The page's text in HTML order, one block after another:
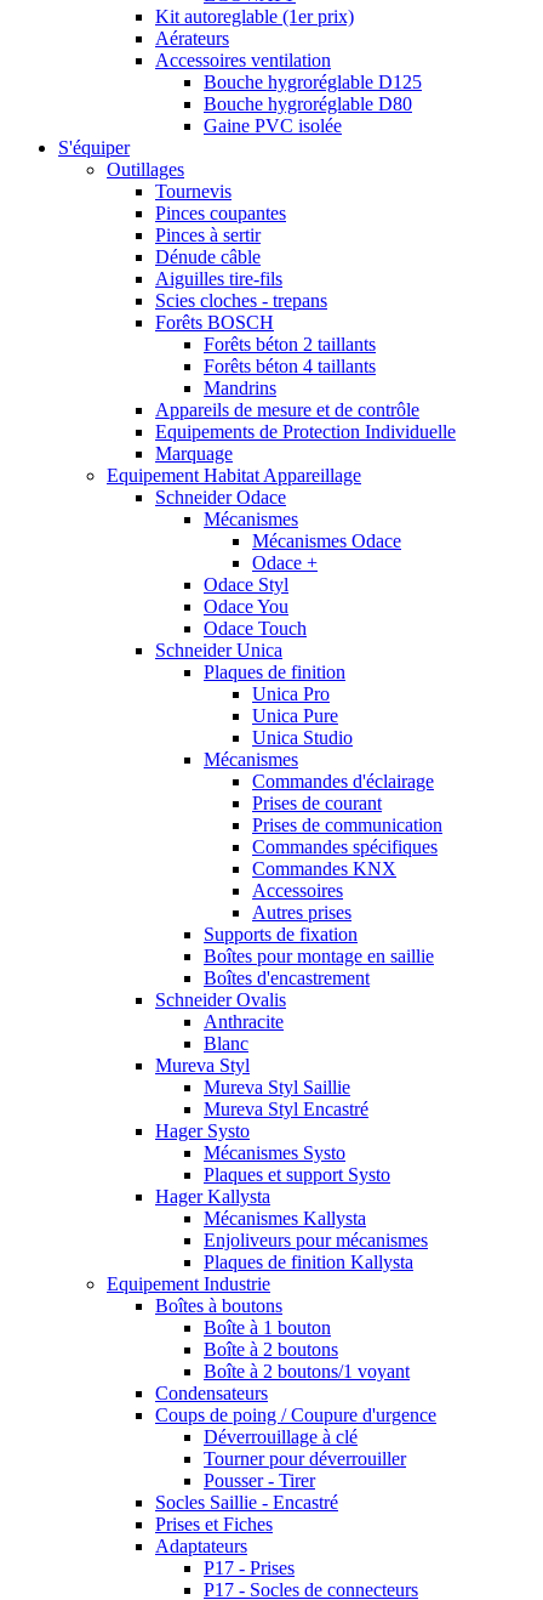
Kit autoreglable (1er prix)
Aérateurs
Accessoires ventilation
Bouche hygroréglable D125
Bouche hygroréglable D80
Gaine PVC isolée
S'équiper
Outillages
Tournevis
Pinces coupantes
Pinces à sertir
Dénude câble
Aiguilles tire-fils
Scies cloches - trepans
Forêts BOSCH
Forêts béton 2 taillants
Forêts béton 4 taillants
Mandrins
Appareils de mesure et de contrôle
Equipements de Protection Individuelle
Marquage
Equipement Habitat Appareillage
Schneider Odace
Mécanismes
Mécanismes Odace
Odace +
Odace Styl
Odace You
Odace Touch
Schneider Unica
Plaques de finition
Unica Pro
Unica Pure
Unica Studio
Mécanismes
Commandes d'éclairage
Prises de courant
Prises de communication
Commandes spécifiques
Commandes KNX
Accessoires
Autres prises
Supports de fixation
Boîtes pour montage en saillie
Boîtes d'encastrement
Schneider Ovalis
Anthracite
Blanc
Mureva Styl
Mureva Styl Saillie
Mureva Styl Encastré
Hager Systo
Mécanismes Systo
Plaques et support Systo
Hager Kallysta
Mécanismes Kallysta
Enjoliveurs pour mécanismes
Plaques de finition Kallysta
Equipement Industrie
Boîtes à boutons
Boîte à 1 bouton
Boîte à 2 boutons
Boîte à 2 boutons/1 voyant
Condensateurs
Coups de poing / Coupure d'urgence
Déverrouillage à clé
Tourner pour déverrouiller
Pousser - Tirer
Socles Saillie - Encastré
Prises et Fiches
Adaptateurs
P17 - Prises
P17 - Socles de connecteurs